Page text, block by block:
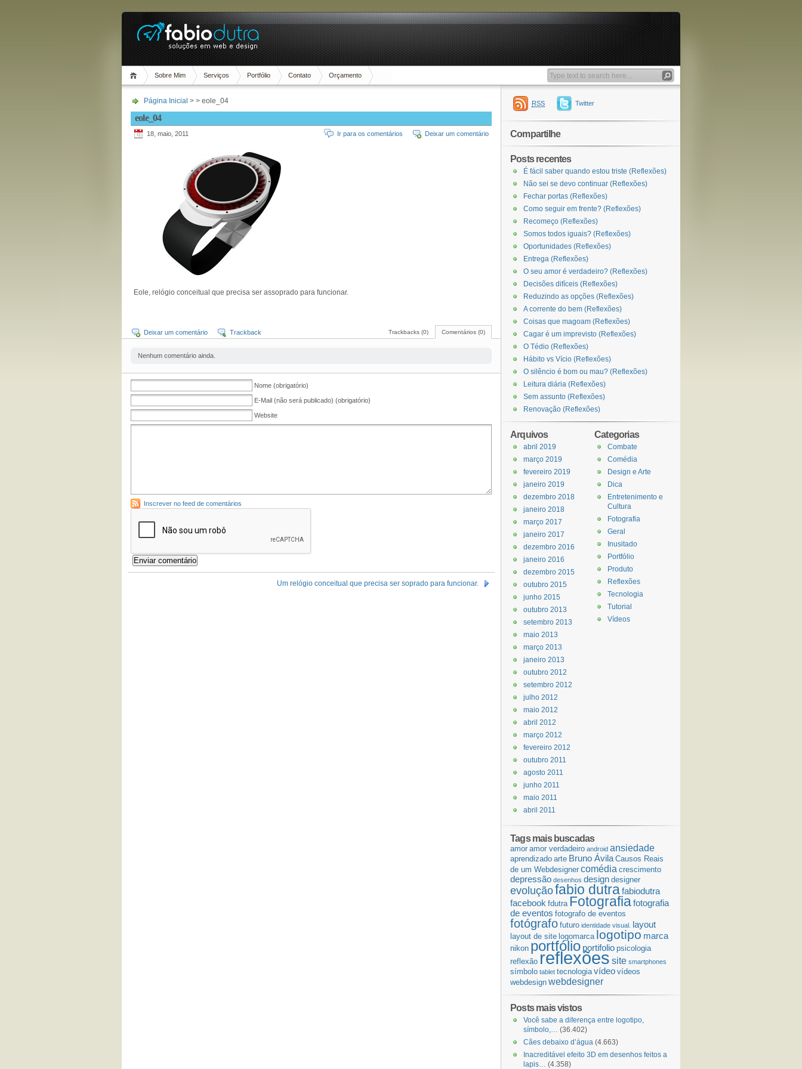
Sobre Mim Serviços Portfólio Contato Orçamento
Página Inicial > > eole_04
eole_04
18, maio, 2011 Deixar um comentário
Ir para os comentários
Eole, relógio conceitual que precisa ser assoprado para funcionar.
Comentários (0)
Trackbacks (0)
Deixar um comentário Trackback
Nenhum comentário ainda.
Nome (obrigatório)
E-Mail (não será publicado) (obrigatório)
Website
Inscrever no feed de comentários
Um relógio conceitual que precisa ser soprado para funcionar.
RSS Twitter
Compartilhe
Posts recentes
É fácil saber quando estou triste (Reflexões)
Não sei se devo continuar (Reflexões)
Fechar portas (Reflexões)
Como seguir em frente? (Reflexões)
Recomeço (Reflexões)
Somos todos iguais? (Reflexões)
Oportunidades (Reflexões)
Entrega (Reflexões)
O seu amor é verdadeiro? (Reflexões)
Decisões difíceis (Reflexões)
Reduzindo as opções (Reflexões)
A corrente do bem (Reflexões)
Coisas que magoam (Reflexões)
Cagar é um imprevisto (Reflexões)
O Tédio (Reflexões)
Hábito vs Vício (Reflexões)
O silêncio é bom ou mau? (Reflexões)
Leitura diária (Reflexões)
Sem assunto (Reflexões)
Renovação (Reflexões)
Categorias
Combate
Comédia
Design e Arte
Dica
Entretenimento e
Cultura
Fotografia
Geral
Inusitado
Portfólio
Produto
Reflexões
Tecnologia
Tutorial
Vídeos
Arquivos
abril 2019
março 2019
fevereiro 2019
janeiro 2019
dezembro 2018
janeiro 2018
março 2017
janeiro 2017
dezembro 2016
janeiro 2016
dezembro 2015
outubro 2015
junho 2015
outubro 2013
setembro 2013
maio 2013
março 2013
janeiro 2013
outubro 2012
setembro 2012
julho 2012
maio 2012
abril 2012
março 2012
fevereiro 2012
outubro 2011
agosto 2011
junho 2011
maio 2011
abril 2011
Tags mais buscadas
amor amor verdadeiro android ansiedade
aprendizado arte Bruno Ávila Causos Reais
de um Webdesigner comédia crescimento
depressão desenhos design designer
evoluçãofabio dutrafabiodutra
facebook fdutra Fotografiafotografia
de eventos fotografo de eventos
fotógrafo futuro identidade visual. layout
layout de site logomarca logotipo marca
nikon portfólio portifolio psicologia
reflexão reflexõessite smartphones
símbolo tablet tecnologia vídeo vídeos
webdesign webdesigner
Posts mais vistos
Você sabe a diferença entre logotipo,
símbolo,… (36.402)
Cães debaixo d’água (4.663)
Inacreditável efeito 3D em desenhos feitos a
lapis… (4.358)